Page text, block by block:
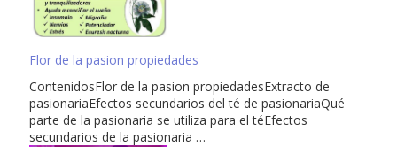
Flor de la pasion propiedades
ContenidosFlor de la pasion propiedadesExtracto de
pasionariaEfectos secundarios del té de pasionariaQué
parte de la pasionaria se utiliza para el téEfectos
secundarios de la pasionaria …